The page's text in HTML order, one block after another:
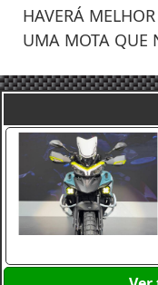
HAVERÁ
UMA MOTA QUE